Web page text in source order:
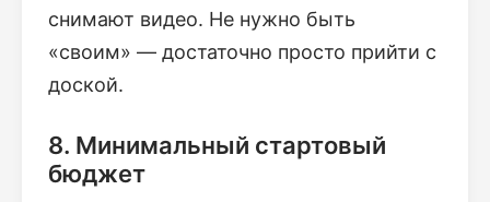
снимают видео. Не нужно быть
«своим» — достаточно просто прийти с
доской.
8. Минимальный стартовый
бюджет